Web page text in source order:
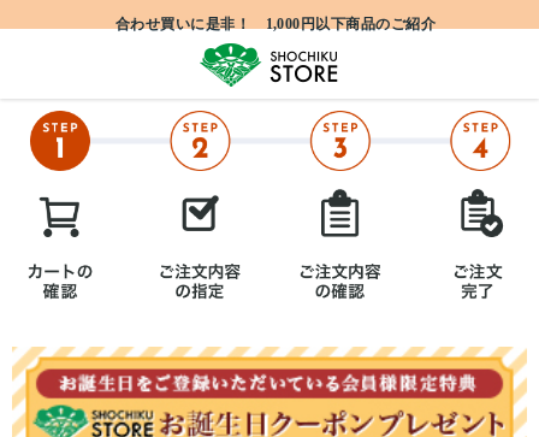
合わせ買いに是非！ 1,000円以下商品のご紹介